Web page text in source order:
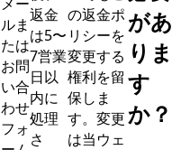
ルま
たは
お問
い合
わせ
フォ
返金
は5〜
7営業
日以
内に
処理
さ
の返金ポ
リシーを
変更する
権利を留
保しま
す。変更
は当ウェ
があ
りま
す
か？